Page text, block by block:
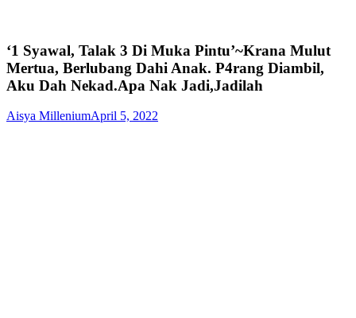
‘1 Syawal, Talak 3 Di Muka Pintu’~Krana Mulut
Mertua, Berlubang Dahi Anak. P4rang Diambil,
Aku Dah Nekad.Apa Nak Jadi,Jadilah
Aisya MilleniumApril 5, 2022